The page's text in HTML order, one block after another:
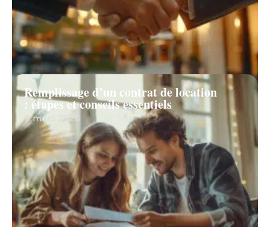
Remplissage d’un contrat de location
: étapes et conseils essentiels
11 mars 2026